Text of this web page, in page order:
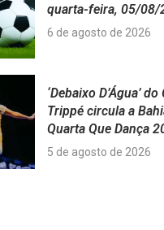
quarta-feira, 05/08/
6 de agosto de 2026
‘Debaixo D’Água’
Trippé circula a
Quarta Que Dança
5 de agosto de 2026